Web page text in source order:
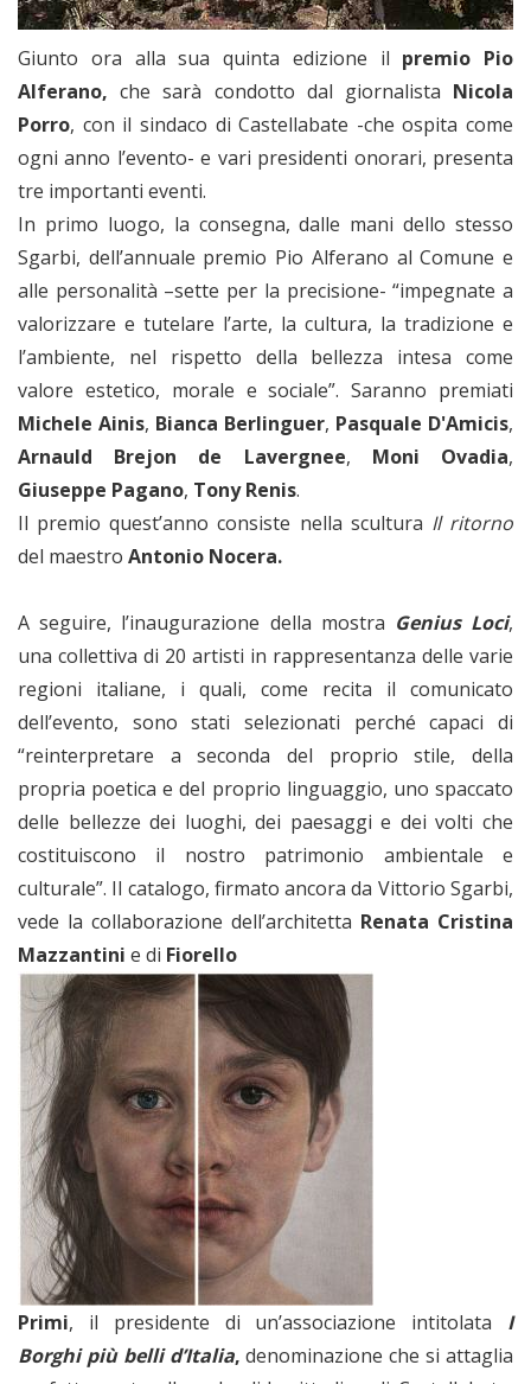
Giunto ora alla sua quinta edizione il premio Pio
Alferano,che sarà condotto dal giornalista Nicola
Porro, con il sindaco di Castellabate -che ospita come
ogni anno l’evento- e vari presidenti onorari, presenta
tre importanti eventi.
In primo luogo, la consegna, dalle mani dello stesso
Sgarbi, dell’annuale premio Pio Alferano al Comune e
alle personalità –sette per la precisione- “impegnate a
valorizzare e tutelare l’arte, la cultura, la tradizione e
l’ambiente, nel rispetto della bellezza intesa come
valore estetico, morale e sociale”. Saranno premiati
Michele Ainis, Bianca Berlinguer, Pasquale D'Amicis,
Arnauld Brejon de Lavergnee, Moni Ovadia,
Giuseppe Pagano, Tony Renis.
Il premio quest’anno consiste nella scultura Il ritorno
del maestro Antonio Nocera.
A seguire, l’inaugurazione della mostra Genius Loci,
una collettiva di 20 artisti in rappresentanza delle varie
regioni italiane, i quali, come recita il comunicato
dell’evento, sono stati selezionati perché capaci di
“reinterpretare a seconda del proprio stile, della
propria poetica e del proprio linguaggio, uno spaccato
delle bellezze dei luoghi, dei paesaggi e dei volti che
costituiscono il nostro patrimonio ambientale e
culturale”. Il catalogo, firmato ancora da Vittorio Sgarbi,
vede la collaborazione dell’architetta Renata Cristina
Mazzantini e di Fiorello
Primi, il presidente di un’associazione intitolata I
Borghi più belli d’Italia, denominazione che si attaglia